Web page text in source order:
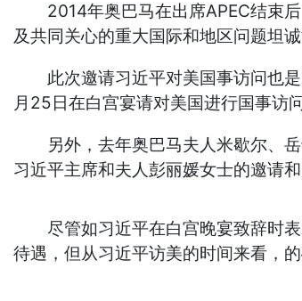
2014年奥巴马在出席APEC结束后
及共同关心的重大国际和地区问题坦诚
此次邀请习近平对美国事访问也是
月25日在白宫宴请对美国进行国事访
另外，去年奥巴马夫人米歇尔、岳
习近平主席和夫人彭丽媛女士的邀请
尽管如习近平在白宫晚宴致辞时表
待遇，但从习近平访美的时间来看，